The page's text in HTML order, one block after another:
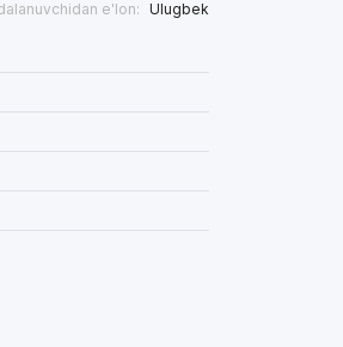
e'lon: Ulugbek